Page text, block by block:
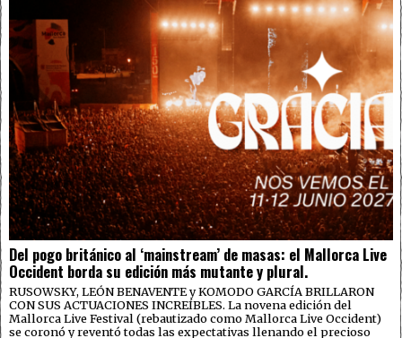
Del pogo británico al ‘mainstream’ de masas: el Mallorca Live
Occident borda su edición más mutante y plural.
RUSOWSKY, LEÓN BENAVENTE y KOMODO GARCÍA BRILLARON
CON SUS ACTUACIONES INCREÍBLES. La novena edición del
Mallorca Live Festival (rebautizado como Mallorca Live Occident)
se coronó y reventó todas las expectativas llenando el precioso